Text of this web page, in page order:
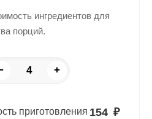
ингредиентов для
порций.
+
приготовления 154 ₽